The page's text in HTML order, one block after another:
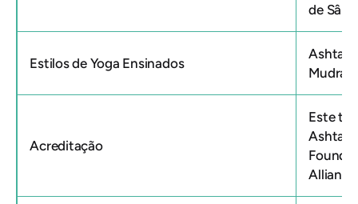
de
Estilos de Yoga Ensinados
Acreditação
Este